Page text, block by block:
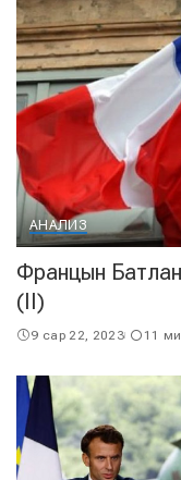
АНАЛИЗ
Францын
(II)
9 сар 22, 2023 11